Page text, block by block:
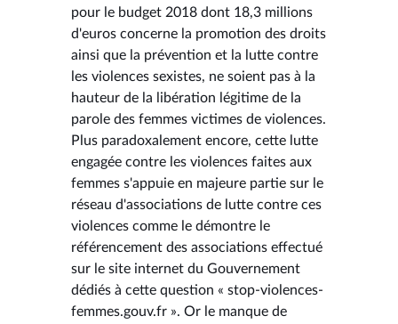
pour le budget 2018 dont 18,3 millions
d'euros concerne la promotion des droits
ainsi que la prévention et la lutte contre
les violences sexistes, ne soient pas à la
hauteur de la libération légitime de la
parole des femmes victimes de violences.
Plus paradoxalement encore, cette lutte
engagée contre les violences faites aux
femmes s'appuie en majeure partie sur le
réseau d'associations de lutte contre ces
violences comme le démontre le
référencement des associations effectué
sur le site internet du Gouvernement
dédiés à cette question « stop-violences-
femmes.gouv.fr ». Or le manque de